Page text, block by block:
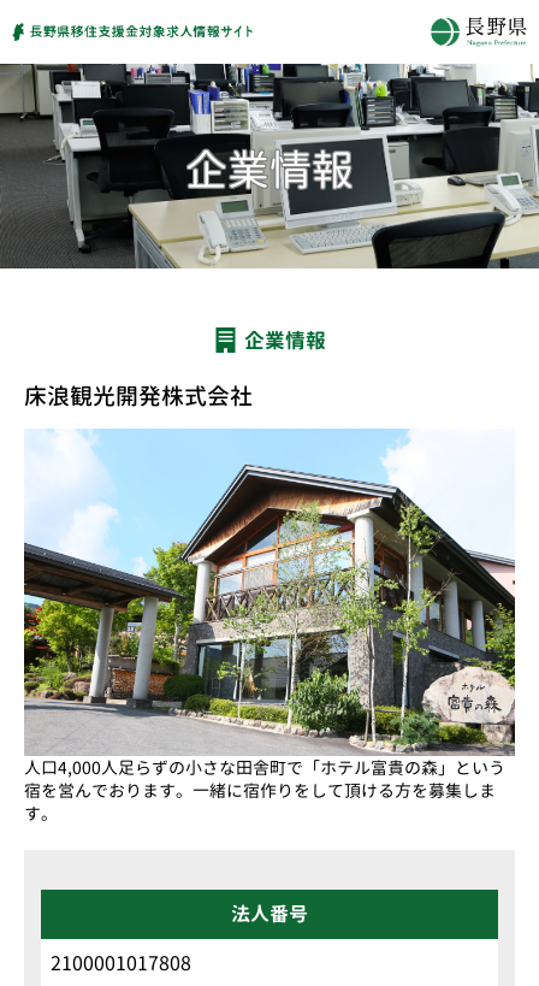
企業情報
床浪観光開発株式会社
人口4,000人足らずの小さな田舎町で「ホテル富貴の森」という
宿を営んでおります。一緒に宿作りをして頂ける方を募集しま
す。
法人番号
2100001017808